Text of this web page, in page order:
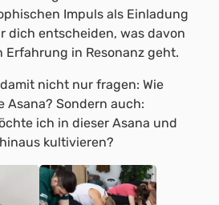
Impuls als Einladung
dich entscheiden, was davon
Erfahrung in Resonanz geht.
nicht nur fragen: Wie
Asana? Sondern auch:
ich in dieser Asana und
kultivieren?